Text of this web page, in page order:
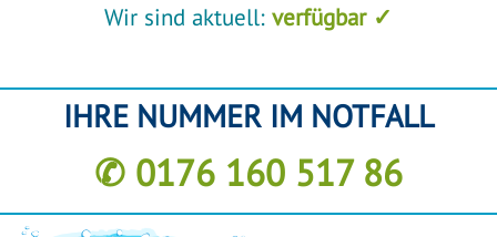
Wir sind aktuell: verfügbar ✓
IHRE NUMMER IM NOTFALL
✆ 0176 160 517 86